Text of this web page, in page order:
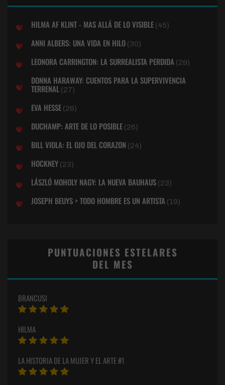
HILMA AF KLINT - MAS ALLÁ DE LO VISIBLE (45)
ANNI ALBERS: UNA VIDA EN HILO (30)
LEONORA CARRINGTON: LA SURREALISTA PERDIDA (29)
DONNA HARAWAY: CUENTOS PARA LA SUPERVIVENCIA
TERRENAL (27)
EVA HESSE (26)
DUCHAMP: ARTE DE LO POSIBLE (26)
BILL VIOLA: EL OJO DEL CORAZON (24)
HOCKNEY (23)
LÁSZLÓ MOHOLY NAGY: LA NUEVA BAUHAUS (23)
JOSEPH BEUYS > TODO HOMBRE ES UN ARTISTA (19)
PUNTUACIONES ESTELARES
DEL MES
BRANCUSI
HILMA
LA HISTORIA DE LA MUJER Y EL ARTE #1